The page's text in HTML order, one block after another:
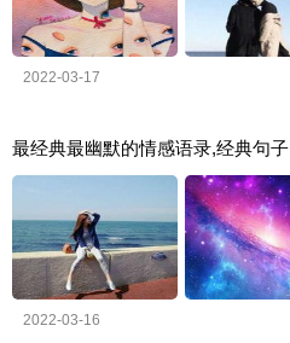
2022-03-17
最经典最幽默的情感语录,经典句子
2022-03-16